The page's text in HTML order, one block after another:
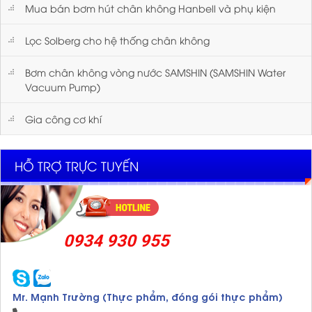
Mua bán bơm hút chân không Hanbell và phụ kiện
Lọc Solberg cho hệ thống chân không
Bơm chân không vòng nước SAMSHIN (SAMSHIN Water
Vacuum Pump)
Gia công cơ khí
HỖ TRỢ TRỰC TUYẾN
0934 930 955
Mr. Mạnh Trường (Thực phẩm, đóng gói thực phẩm)